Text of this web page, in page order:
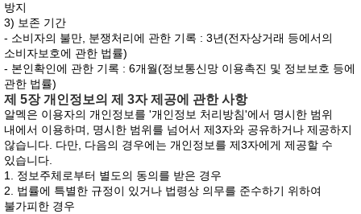
방지
3) 보존 기간
- 소비자의 불만, 분쟁처리에 관한 기록 : 3년(전자상거래 등에서의
소비자보호에 관한 법률)
- 본인확인에 관한 기록 : 6개월(정보통신망 이용촉진 및 정보보호 등에
관한 법률)
제 5장 개인정보의 제 3자 제공에 관한 사항
알멕은 이용자의 개인정보를 '개인정보 처리방침'에서 명시한 범위
내에서 이용하며, 명시한 범위를 넘어서 제3자와 공유하거나 제공하지
않습니다. 다만, 다음의 경우에는 개인정보를 제3자에게 제공할 수
있습니다.
1. 정보주체로부터 별도의 동의를 받은 경우
2. 법률에 특별한 규정이 있거나 법령상 의무를 준수하기 위하여
불가피한 경우